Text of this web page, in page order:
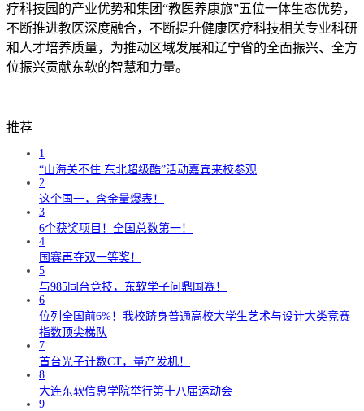
疗科技园的产业优势和集团“教医养康旅”五位一体生态优势，
不断推进教医深度融合，不断提升健康医疗科技相关专业科研
和人才培养质量，为推动区域发展和辽宁省的全面振兴、全方
位振兴贡献东软的智慧和力量。
推荐
1
“山海关不住 东北超级酷”活动嘉宾来校参观
2
这个国一，含金量爆表！
3
6个获奖项目！全国总数第一！
4
国赛再夺双一等奖！
5
与985同台竞技，东软学子问鼎国赛！
6
位列全国前6%！我校跻身普通高校大学生艺术与设计大类竞赛
指数顶尖梯队
7
首台光子计数CT，量产发机！
8
大连东软信息学院举行第十八届运动会
9